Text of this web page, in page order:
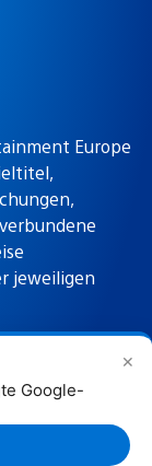
✕
Google-
Europe
jeweiligen